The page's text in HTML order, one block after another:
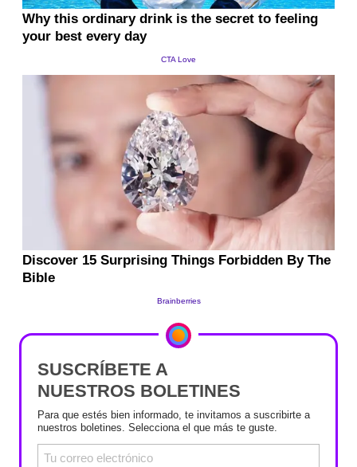
SUSCRÍBETE A
NUESTROS BOLETINES
Para que estés bien informado, te invitamos a suscribirte a
nuestros boletines. Selecciona el que más te guste.